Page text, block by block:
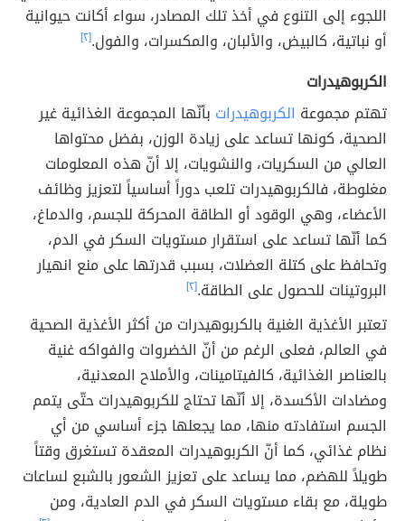
اللجوء إلى التنوع في أخذ تلك المصادر، سواء أكانت حيوانية
أو نباتية، كالبيض، والألبان، والمكسرات، والفول.[٢]
الكربوهيدرات
تهتم مجموعة الكربوهيدرات بأنّها المجموعة الغذائية غير
الصحية، كونها تساعد على زيادة الوزن، بفضل محتواها
العالي من السكريات، والنشويات، إلا أنّ هذه المعلومات
مغلوطة، فالكربوهيدرات تلعب دوراً أساسياً لتعزيز وظائف
الأعضاء، وهي الوقود أو الطاقة المحركة للجسم، والدماغ،
كما أنّها تساعد على استقرار مستويات السكر في الدم،
وتحافظ على كتلة العضلات، بسبب قدرتها على منع انهيار
البروتينات للحصول على الطاقة.[٢]
تعتبر الأغذية الغنية بالكربوهيدرات من أكثر الأغذية الصحية
في العالم، فعلى الرغم من أنّ الخضروات والفواكه غنية
بالعناصر الغذائية، كالفيتامينات، والأملاح المعدنية،
ومضادات الأكسدة، إلا أنّها تحتاج للكربوهيدرات حتّى يتمم
الجسم استفادته منها، مما يجعلها جزء أساسي من أي
نظام غذائي، كما أنّ الكربوهيدرات المعقدة تستغرق وقتاً
طويلاً للهضم، مما يساعد على تعزيز الشعور بالشبع لساعات
طويلة، مع بقاء مستويات السكر في الدم العادية، ومن